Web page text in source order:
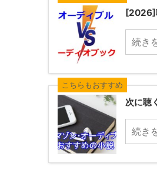
[2026]
続き
こちらもおすすめ
次に聴
続き